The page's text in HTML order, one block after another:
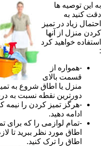
به این توصیه ها
دقت کنید به
احتمال زیاد در تمیز
کردن منزل از آنها
استفاده خواهید کرد
:
-همواره از
قسمت بالای
منزل یا اطاق شروع به
دورترین نقطه نسبت به
-هرگز تمیز کردن را نیمه
ادامه دهید.
-تمام لوازمی را که برای
اطاق مورد نظر ببرید تا
اطاق را ترک کنید.